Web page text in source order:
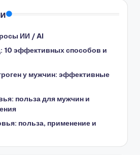
ИИ / AI
10 эффективных способов и
у мужчин: эффективные
польза для мужчин и
польза, применение и